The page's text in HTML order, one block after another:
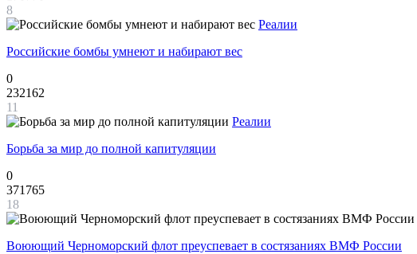
8
Реалии
Российские бомбы умнеют и набирают вес
0
232162
11
Реалии
Борьба за мир до полной капитуляции
0
371765
18
Воюющий Черноморский флот преуспевает в состязаниях ВМФ России